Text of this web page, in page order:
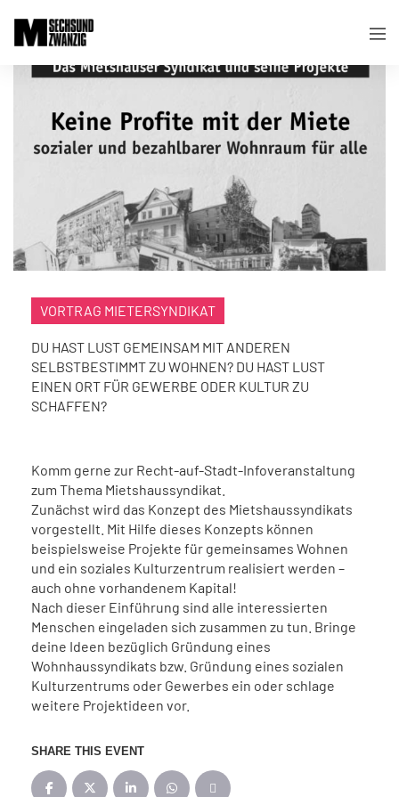
VORTRAG MIETERSYNDIKAT
DU HAST LUST GEMEINSAM MIT ANDEREN
SELBSTBESTIMMT ZU WOHNEN? DU HAST LUST
EINEN ORT FÜR GEWERBE ODER KULTUR ZU
SCHAFFEN?
Komm gerne zur Recht-auf-Stadt-Infoveranstaltung
zum Thema Mietshaussyndikat.
Zunächst wird das Konzept des Mietshaussyndikats
vorgestellt. Mit Hilfe dieses Konzepts können
beispielsweise Projekte für gemeinsames Wohnen
und ein soziales Kulturzentrum realisiert werden –
auch ohne vorhandenem Kapital!
Nach dieser Einführung sind alle interessierten
Menschen eingeladen sich zusammen zu tun. Bringe
deine Ideen bezüglich Gründung eines
Wohnhaussyndikats bzw. Gründung eines sozialen
Kulturzentrums oder Gewerbes ein oder schlage
weitere Projektideen vor.
SHARE THIS EVENT